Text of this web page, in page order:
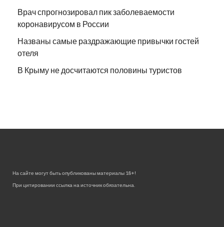
Врач спрогнозировал пик заболеваемости
коронавирусом в России
Названы самые раздражающие привычки гостей
отеля
В Крыму не досчитаются половины туристов
На сайте могут быть опубликованы материалы 18+!
При цитировании ссылка на источник обязательна.